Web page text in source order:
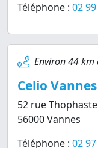
Téléphone : 02
Environ 44 km
Celio Vannes
52 rue
56000 Vannes
Téléphone : 02